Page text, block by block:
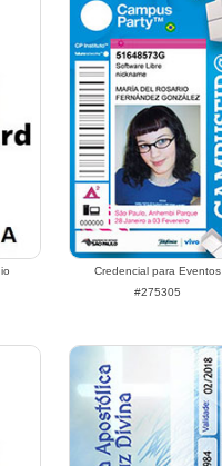
Credencial para Eventos
#275305